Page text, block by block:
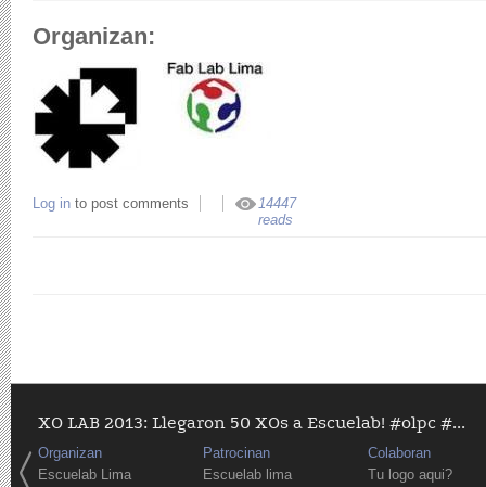
Organizan:
Log in to post comments
14447
reads
XO LAB 2013: Llegaron 50 XOs a Escuelab! #olpc #...
Organizan
Escuelab Lima
Patrocinan
Escuelab lima
Colaboran
Tu logo aqui?